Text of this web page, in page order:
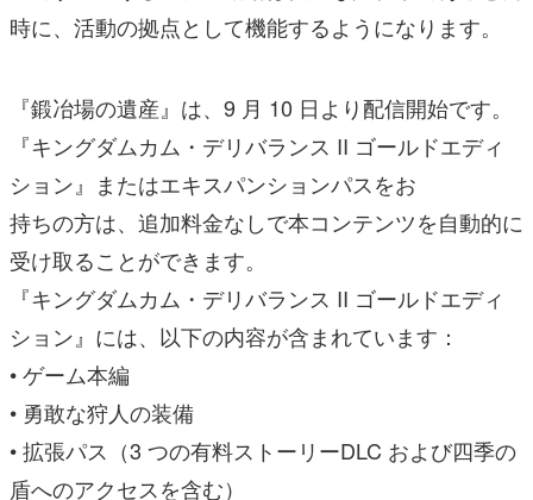
時に、活動の拠点として機能するようになります。
『鍛冶場の遺産』は、9 月 10 日より配信開始です。
『キングダムカム・デリバランス II ゴールドエディ
ション』またはエキスパンションパスをお
持ちの方は、追加料金なしで本コンテンツを自動的に
受け取ることができます。
『キングダムカム・デリバランス II ゴールドエディ
ション』には、以下の内容が含まれています：
• ゲーム本編
• 勇敢な狩人の装備
• 拡張パス（3 つの有料ストーリーDLC および四季の
盾へのアクセスを含む）